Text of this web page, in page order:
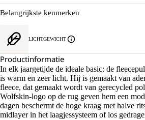
Belangrijkste kenmerken
LICHTGEWICHT
Productinformatie
In elk jaargetijde de ideale basic: de
is warm en zeer licht. Hij is gemaakt van
fleece, dat gemaakt wordt van gerecycled
Wolfskin-logo op de rug geven hem een
dagen beschermt de hoge kraag met halve
midlayer in het laagjessysteem of los